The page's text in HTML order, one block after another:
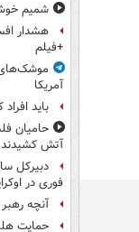
شمیم
هشدار
+فیلم
موشک‌های
آمریکا
باید
حامیان
آتش کشیدند
دبیرکل
فوری در
آنچه
حمایت